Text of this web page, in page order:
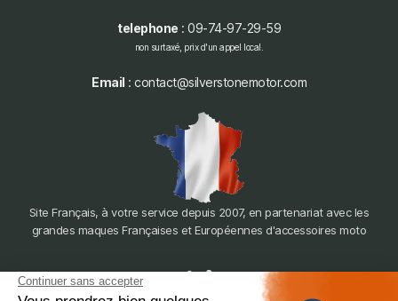
telephone : 09-74-97-29-59
non surtaxé, prix d'un appel local.
Email : contact@silverstonemotor.com
Site Français, à votre service depuis 2007, en partenariat avec les
grandes maques Françaises et Européennes d'accessoires moto